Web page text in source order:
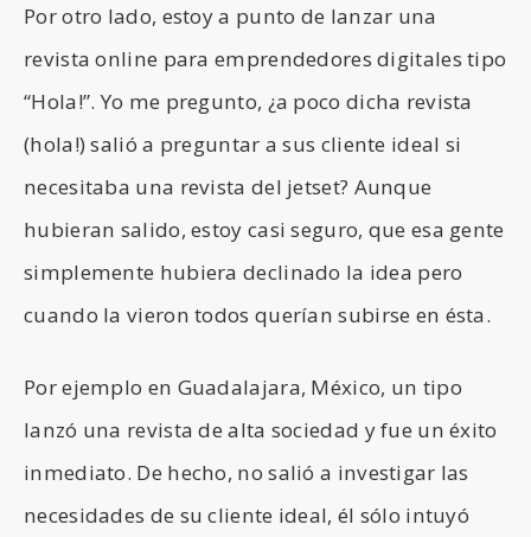
Por otro lado, estoy a punto de lanzar una
revista online para emprendedores digitales tipo
“Hola!”. Yo me pregunto, ¿a poco dicha revista
(hola!) salió a preguntar a sus cliente ideal si
necesitaba una revista del jetset? Aunque
hubieran salido, estoy casi seguro, que esa gente
simplemente hubiera declinado la idea pero
cuando la vieron todos querían subirse en ésta.
Por ejemplo en Guadalajara, México, un tipo
lanzó una revista de alta sociedad y fue un éxito
inmediato. De hecho, no salió a investigar las
necesidades de su cliente ideal, él sólo intuyó